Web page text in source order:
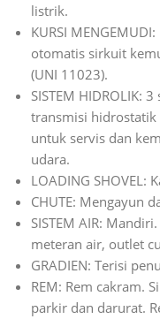
listrik.
KURSI
otomatis sirkuit
(UNI 11023).
SISTEM HIDROLIK:
transmisi hidrostatik
untuk servis dan
udara.
LOADING SHOVEL:
CHUTE: Mengayun
SISTEM AIR:
meteran air, outlet
GRADIEN: Terisi
REM: Rem cakram.
parkir dan darurat.